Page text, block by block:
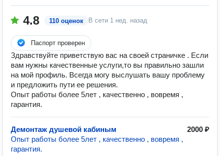
4.8 110 оценок В сети 1 нед. назад
Паспорт проверен
Здравствуйте приветствую вас на своей страничке . Если
вам нужны качественные услуги,то вы правильно зашли
на мой профиль. Всегда могу выслушать вашу проблему
и предложить пути ее решения.
Опыт работы более 5лет , качественно , вовремя ,
гарантия.
Демонтаж душевой кабиным
2000 ₽
Опыт работы более 5лет , качественно , вовремя ,
гарантия.